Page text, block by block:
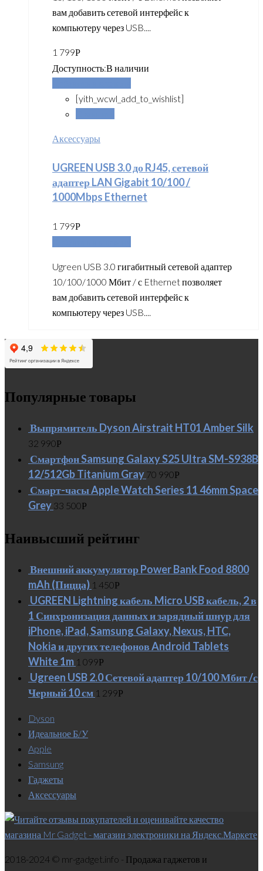
вам добавить сетевой интерфейс к
компьютеру через USB....
1 799Р
Доступность:В наличии
[yith_wcwl_add_to_wishlist]
Аксессуары
UGREEN USB 3.0 до RJ45, сетевой
адаптер LAN Gigabit 10/100 /
1000Mbps Ethernet
1 799Р
Ugreen USB 3.0 гигабитный сетевой адаптер
10/100/1000 Мбит / с Ethernet позволяет
вам добавить сетевой интерфейс к
компьютеру через USB....
Популярные товары
Выпрямитель Dyson Airstrait HT01 Amber Silk
32 990Р
Смартфон Samsung Galaxy S25 Ultra SM-S938B
12/512Gb Titanium Gray 70 990Р
Смарт-часы Apple Watch Series 11 46mm Space
Grey 33 500Р
Наивысший рейтинг
Внешний аккумулятор Power Bank Food 8800
mAh (Пицца) 1 450Р
UGREEN Lightning кабель Micro USB кабель, 2 в
1 Синхронизация данных и зарядный шнур для
iPhone, iPad, Samsung Galaxy, Nexus, HTC,
Nokia и других телефонов Android Tablets
White 1m 1 099Р
Ugreen USB 2.0 Сетевой адаптер 10/100 Мбит /с
Черный 10 см 1 299Р
Dyson
Идеальное Б/У
Apple
Samsung
Гаджеты
Аксессуары
2018-2024 © mr-gadget.info - Продажа гаджетов и